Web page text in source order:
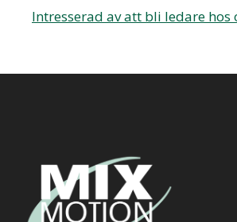
Intresserad av att bli ledare hos